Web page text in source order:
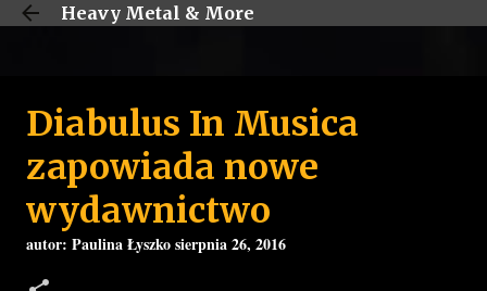
Przejdź do głównej zawartości
Heavy Metal & More
Diabulus In Musica
zapowiada nowe
wydawnictwo
autor: Paulina Łyszkosierpnia 26, 2016